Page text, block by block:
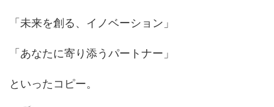
「未来を創る、イノベーション」
「あなたに寄り添うパートナー」
といったコピー。